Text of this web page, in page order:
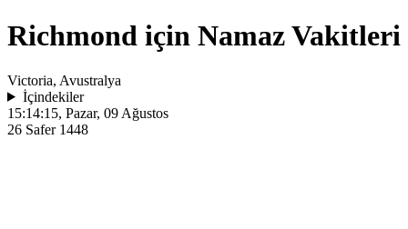
Richmond için Namaz Vakitleri
Victoria, Avustralya
İçindekiler
15:14:15, Pazar, 09 Ağustos
26 Safer 1448